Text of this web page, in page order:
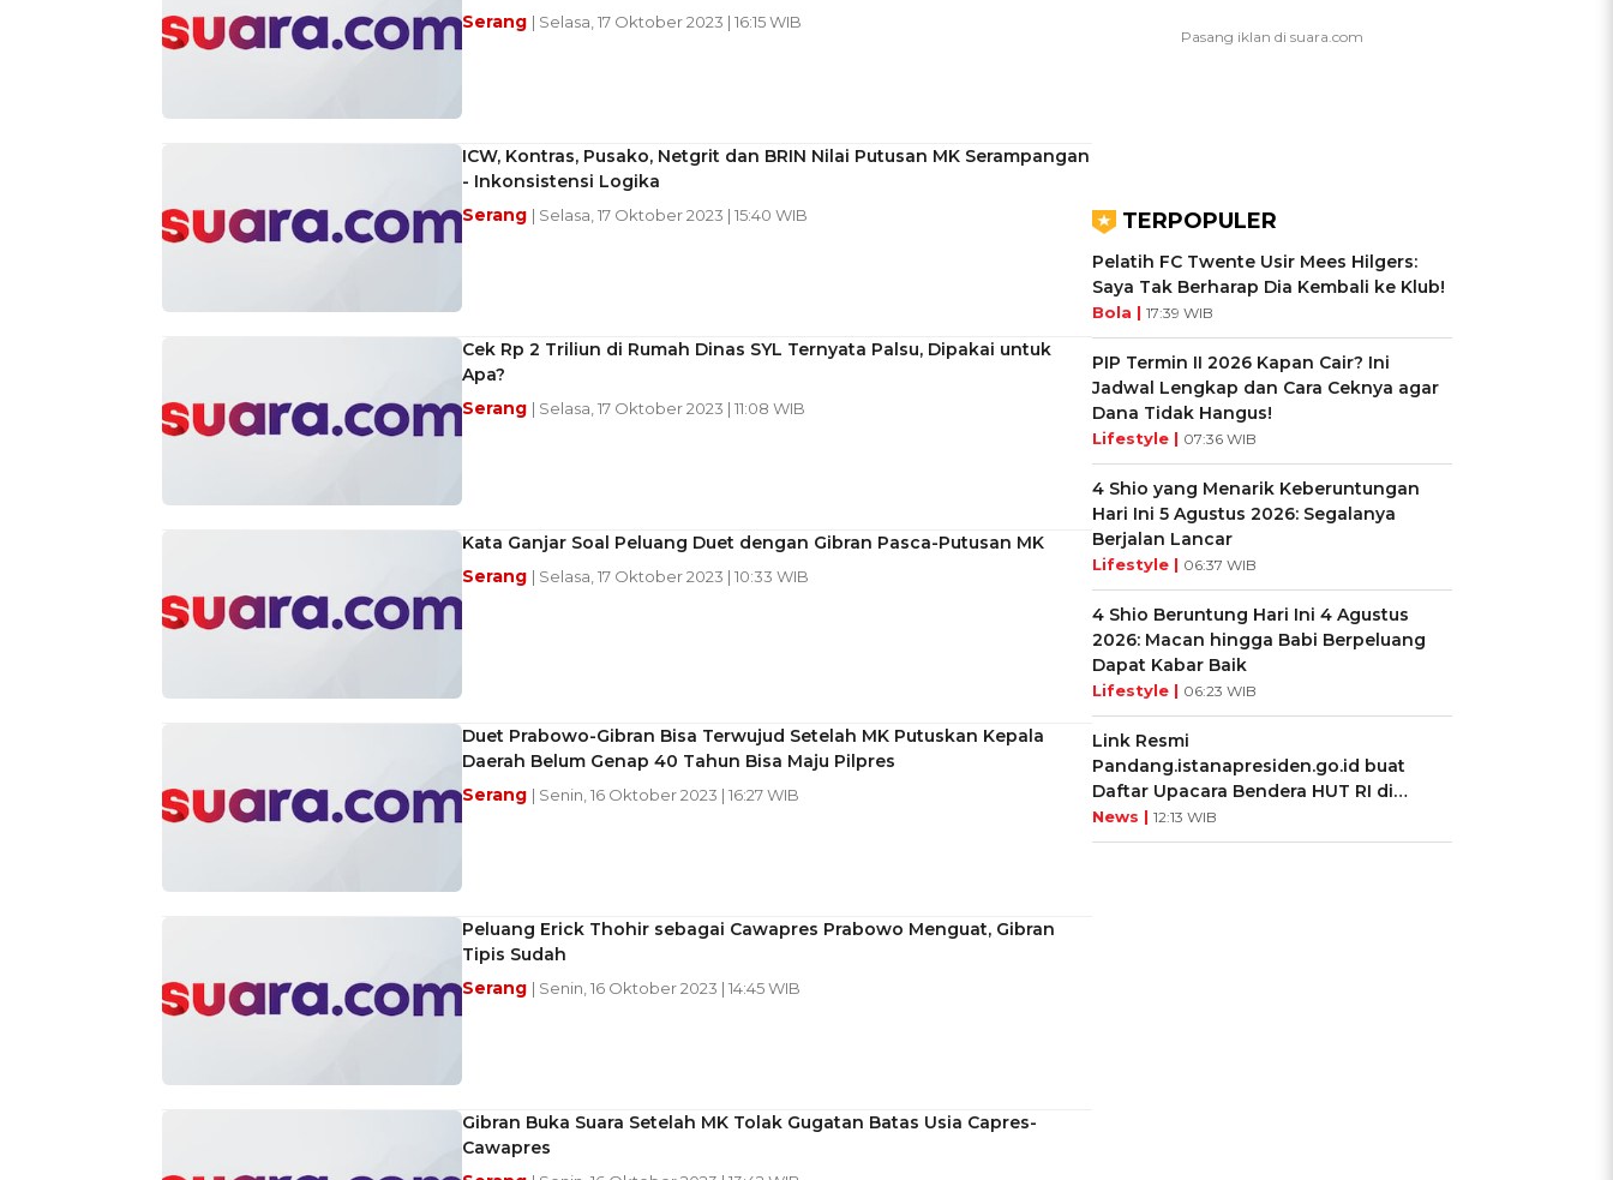
Serang | Selasa, 17 Oktober 2023 | 16:15 WIB
ICW, Kontras, Pusako, Netgrit dan BRIN Nilai Putusan MK Serampangan
- Inkonsistensi Logika
Serang | Selasa, 17 Oktober 2023 | 15:40 WIB
Cek Rp 2 Triliun di Rumah Dinas SYL Ternyata Palsu, Dipakai untuk
Apa?
Serang | Selasa, 17 Oktober 2023 | 11:08 WIB
Kata Ganjar Soal Peluang Duet dengan Gibran Pasca-Putusan MK
Serang | Selasa, 17 Oktober 2023 | 10:33 WIB
Duet Prabowo-Gibran Bisa Terwujud Setelah MK Putuskan Kepala
Daerah Belum Genap 40 Tahun Bisa Maju Pilpres
Serang | Senin, 16 Oktober 2023 | 16:27 WIB
Peluang Erick Thohir sebagai Cawapres Prabowo Menguat, Gibran
Tipis Sudah
Serang | Senin, 16 Oktober 2023 | 14:45 WIB
Gibran Buka Suara Setelah MK Tolak Gugatan Batas Usia Capres-
Cawapres
TERPOPULER
Pelatih FC Twente Usir Mees Hilgers:
Saya Tak Berharap Dia Kembali ke Klub!
Bola | 17:39 WIB
PIP Termin II 2026 Kapan Cair? Ini
Jadwal Lengkap dan Cara Ceknya agar
Dana Tidak Hangus!
Lifestyle | 07:36 WIB
4 Shio yang Menarik Keberuntungan
Hari Ini 5 Agustus 2026: Segalanya
Berjalan Lancar
Lifestyle | 06:37 WIB
4 Shio Beruntung Hari Ini 4 Agustus
2026: Macan hingga Babi Berpeluang
Dapat Kabar Baik
Lifestyle | 06:23 WIB
Link Resmi
Pandang.istanapresiden.go.id buat
Daftar Upacara Bendera HUT RI di
Istana Negara
News | 12:13 WIB